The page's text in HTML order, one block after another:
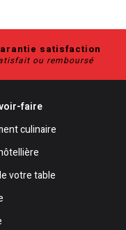
satisfaction
ou remboursé
faire
culinaire
votre table